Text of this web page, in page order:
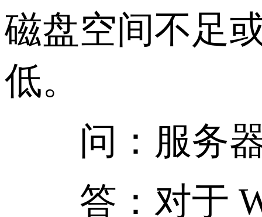
磁盘空间不足
低。
问：服务器
答：对于